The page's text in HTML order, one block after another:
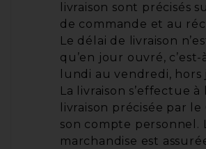
livraison sont précisés
de commande et au
Le délai de livraison
qu’en jour ouvré,
lundi au vendredi, hors
La livraison s’effectue à
livraison précisée par
son compte personnel.
marchandise est